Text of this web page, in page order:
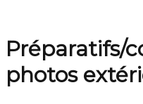
Préparatifs/
photos